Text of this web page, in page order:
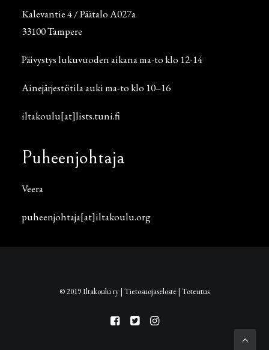
Kalevantie 4 / Päätalo A027a
33100 Tampere
Päivystys lukuvuoden aikana ma-to klo 12-14
Ainejärjestötila auki ma-to klo 10–16
iltakoulu[at]lists.tuni.fi
Puheenjohtaja
Veera
puheenjohtaja[at]iltakoulu.org
© 2019 Iltakoulu ry | Tietosuojaseloste| Toteutus